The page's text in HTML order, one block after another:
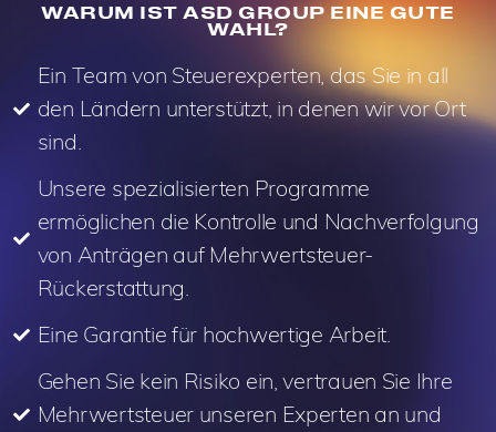
WARUM IST ASD GROUP EINE GUTE
WAHL?
Ein Team von Steuerexperten, das Sie in all
den Ländern unterstützt, in denen wir vor Ort
sind.
Unsere spezialisierten Programme
ermöglichen die Kontrolle und Nachverfolgung
von Anträgen auf Mehrwertsteuer-
Rückerstattung.
Eine Garantie für hochwertige Arbeit.
Gehen Sie kein Risiko ein, vertrauen Sie Ihre
Mehrwertsteuer unseren Experten an und